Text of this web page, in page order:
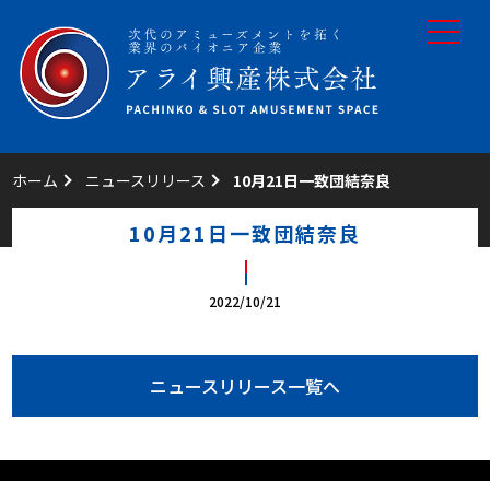
toggle
ホーム ニュースリリース 10月21日一致団結奈良
10月21日一致団結奈良
2022/10/21
ニュースリリース一覧へ